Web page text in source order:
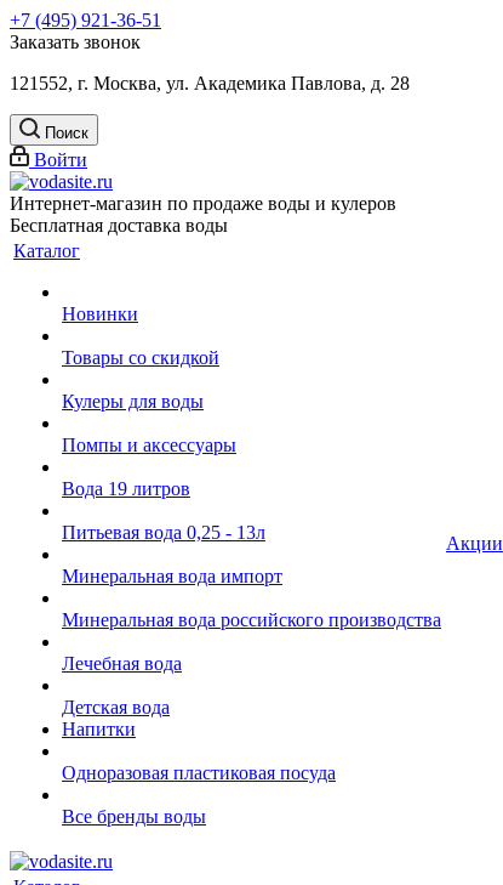
+7 (495) 921-36-51
Заказать звонок
121552, г. Москва, ул. Академика Павлова, д. 28
Поиск
Войти
Интернет-магазин по продаже воды и кулеров
Бесплатная доставка воды
Каталог
Новинки
Товары со скидкой
Кулеры для воды
Помпы и аксессуары
Вода 19 литров
Питьевая вода 0,25 - 13л
Минеральная вода импорт
Минеральная вода российского производства
Лечебная вода
Детская вода
Напитки
Одноразовая пластиковая посуда
Все бренды воды
Акции